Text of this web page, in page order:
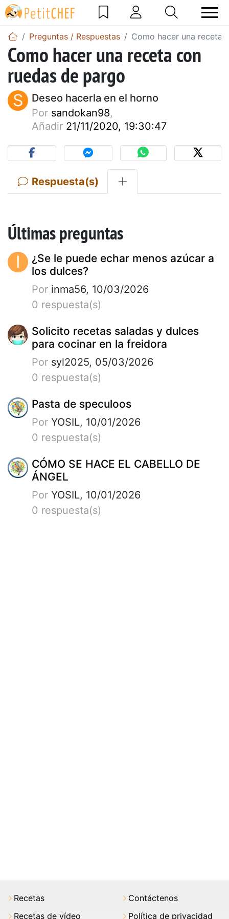
Preguntas / Respuestas Como hacer una receta
Como hacer una receta con
ruedas de pargo
S
Deseo hacerla en el horno
Por sandokan98,
Añadir 21/11/2020, 19:30:47
Respuesta(s)
Últimas preguntas
I
¿Se le puede echar menos azúcar a
los dulces?
Por inma56, 10/03/2026
0 respuesta(s)
Solicito recetas saladas y dulces
para cocinar en la freidora
Por syl2025, 05/03/2026
0 respuesta(s)
Pasta de speculoos
Por YOSIL, 10/01/2026
0 respuesta(s)
CÓMO SE HACE EL CABELLO DE
ÁNGEL
Por YOSIL, 10/01/2026
0 respuesta(s)
Recetas
Recetas de vídeo
Contáctenos
Política de privacidad